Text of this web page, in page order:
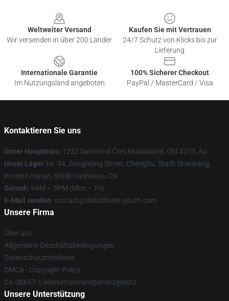
Weltweiter Versand
Wir versenden in über 200 Länder
Kaufen Sie mit Vertrauen
24/7 Schutz von Klicks bis zur
Lieferung
Internationale Garantie
Im Nutzungsland angeboten
100% Sicherer Checkout
PayPal / MasterCard / Visa
Kontaktieren Sie uns
Unser Hauptbüro: 1222 Sunwood Cres Maudsland, Qld 4210, Au
Unser Lager: Nr. 44, Zengjiajing Street, Chengbu, Stadt Shaoyang,
Provinz Hunan, Stadt Dashiqiao, CN
Geruch: 9AM – 5PM (Mon – Fri)
E-Mail senden: contact@skibiditoilet-plush.com
Unsere Firma
Über uns
Allgemeine Geschäftsbedingungen
Datenschutzrichtlinien
DMCA - Copyright Policy
CA SB657: Lieferkettentransparenzgesetz
Unsere Unterstützung